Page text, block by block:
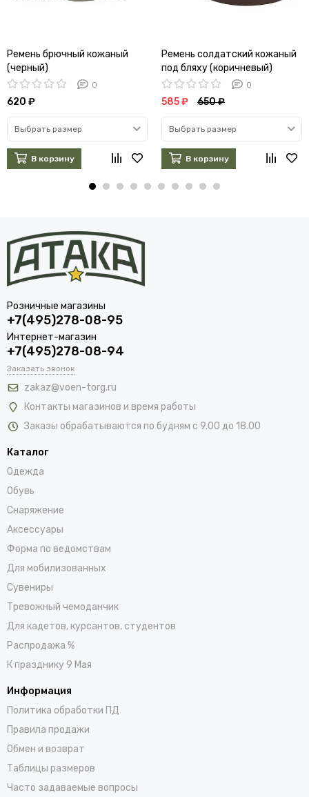
Ремень брючный кожаный
(черный)
0
620 ₽
Выбрать размер
В корзину
Ремень солдатский кожаный
под бляху (коричневый)
0
585 ₽ 650 ₽
Выбрать размер
В корзину
Розничные магазины
+7(495)278-08-95
Интернет-магазин
+7(495)278-08-94
Заказать звонок
zakaz@voen-torg.ru
Контакты магазинов и время работы
Заказы обрабатываются по будням с 9.00 до 18.00
Каталог
Одежда
Обувь
Снаряжение
Аксессуары
Форма по ведомствам
Для мобилизованных
Сувениры
Тревожный чемоданчик
Для кадетов, курсантов, студентов
Распродажа %
К празднику 9 Мая
Информация
Политика обработки ПД
Правила продажи
Обмен и возврат
Таблицы размеров
Часто задаваемые вопросы